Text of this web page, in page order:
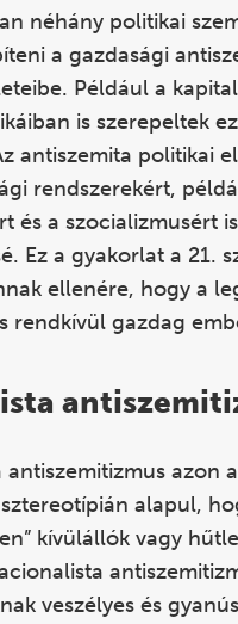
néhány politikai
a gazdasági
Például a
is szerepeltek
antiszemita politikai
rendszerekért,
és a szocializmusért
Ez a gyakorlat a 21.
ellenére, hogy a
rendkívül gazdag
azon
alapul,
kívülállók vagy
veszélyes és